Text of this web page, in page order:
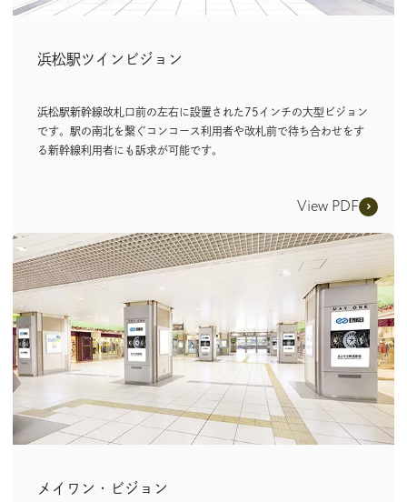
浜松駅ツインビジョン
浜松駅新幹線改札口前の左右に設置された75インチの大型ビジョン
です。駅の南北を繋ぐコンコース利用者や改札前で待ち合わせをす
る新幹線利用者にも訴求が可能です。
View PDF
メイワン・ビジョン